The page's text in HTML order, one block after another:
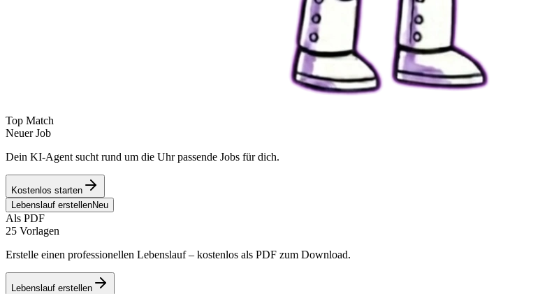
Top Match
Neuer Job
Dein KI-Agent sucht rund um die Uhr passende Jobs für dich.
Kostenlos starten
Lebenslauf erstellenNeu
Als PDF
25 Vorlagen
Erstelle einen professionellen Lebenslauf – kostenlos als PDF zum Download.
Lebenslauf erstellen